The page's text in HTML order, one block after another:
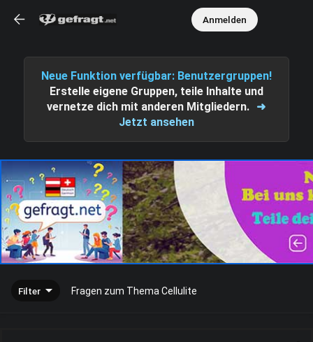
Neue Funktion verfügbar: Benutzergruppen!
Erstelle eigene Gruppen, teile Inhalte und
vernetze dich mit anderen Mitgliedern. ➜
Jetzt ansehen
Anmelden
Filter Fragen zum Thema Cellulite